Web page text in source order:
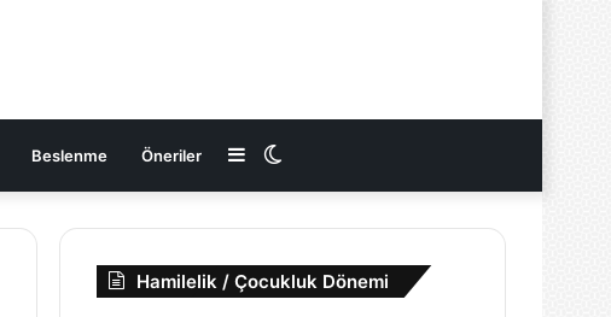
Beslenme Öneriler Dış
görünümü
değiştir
Kenar
Bölmesi
Hamilelik / Çocukluk Dönemi